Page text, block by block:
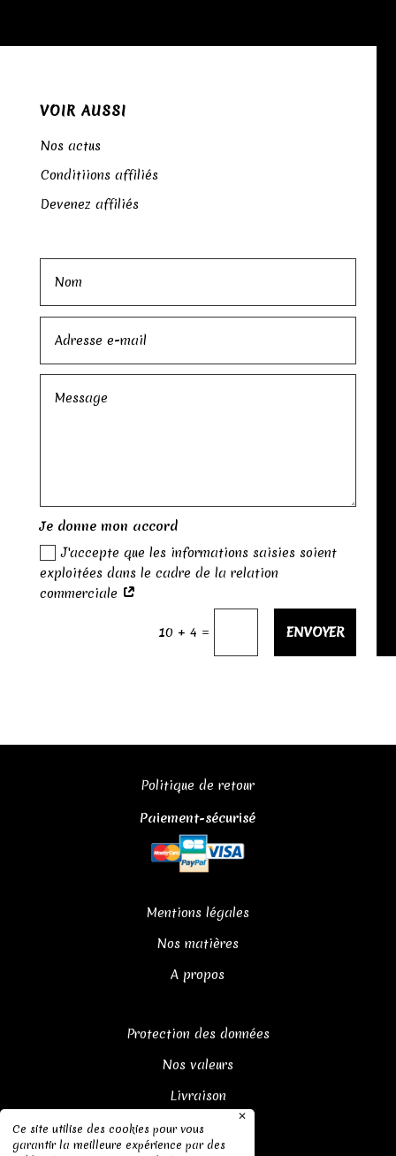
Ce site utilise des cookies pour vous
garantir la meilleure expérience par des
✕
VOIR AUSSI
Nos actus
Conditiions affiliés
Devenez affiliés
Je donne mon accord
J'accepte que les informations saisies soient
exploitées dans le cadre de la relation
commerciale
10 + 4 = ENVOYER
Politique de retour
Paiement-sécurisé
Mentions légales
Nos matières
A propos
Protection des données
Nos valeurs
Livraison
CGV